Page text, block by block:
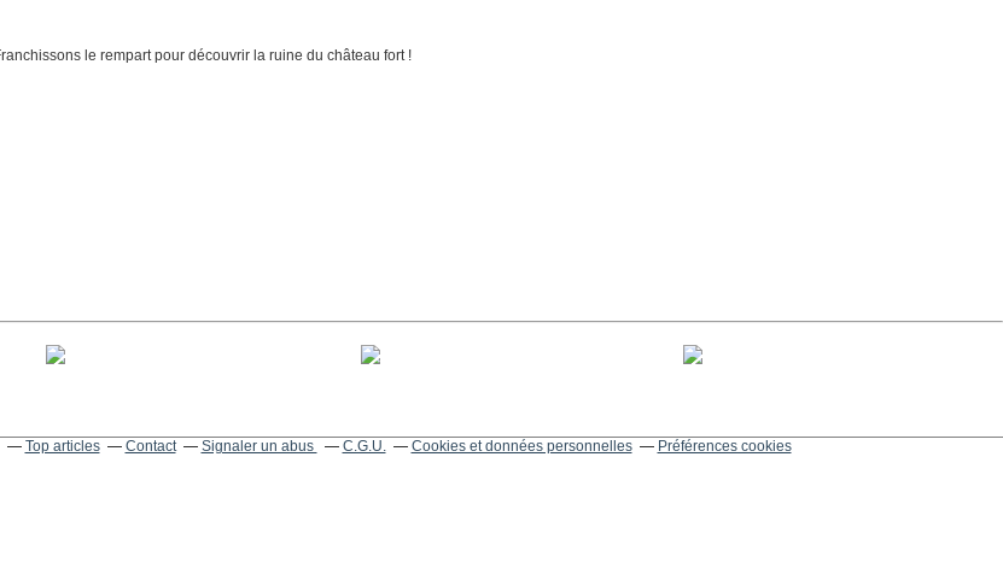
Top articles Contact Signaler un abus C.G.U. Cookies et données personnelles Préférences cookies